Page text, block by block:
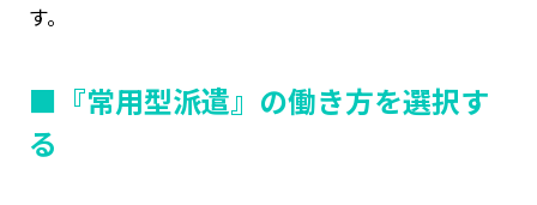
す。
■『常用型派遣』の働き方を選択す
る